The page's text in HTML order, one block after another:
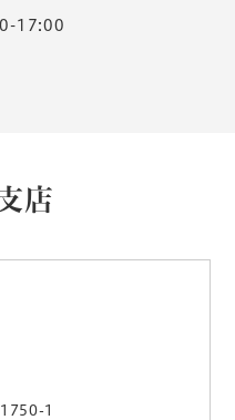
17:00
店
1